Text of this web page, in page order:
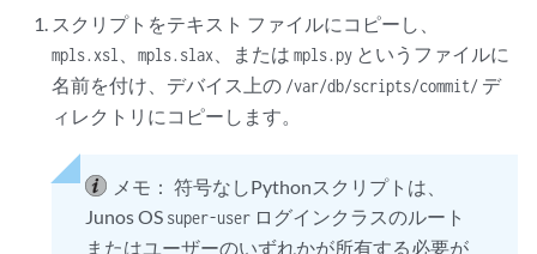
               </interface>
            </interfaces>
            """.format(if_name, unit_name).strip()
            jcs.emit_change(change_xml, "change", "xml")
if __name__ == '__main__':
スクリプトをテキスト ファイルにコピーし、
mpls.xsl、mpls.slax 、またはmpls.py というファイルに
名前を付け、デバイス上の /var/db/scripts/commit/ デ
ィレクトリにコピーします。
メモ： 符号なしPythonスクリプトは、
Junos OS super-user ログインクラスのルート
またはユーザーのいずれかが所有する必要が